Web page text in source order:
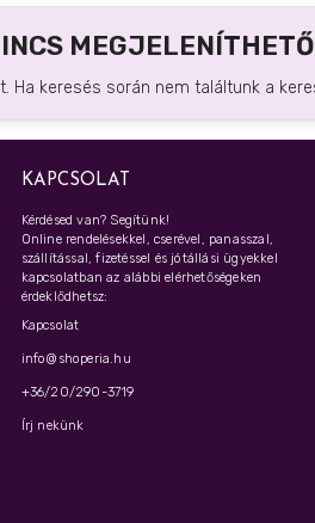
keresés során nem találtunk a
KAPCSOLAT
Kérdésed van? Segítünk!
Online rendelésekkel, cserével, panasszal,
szállítással, fizetéssel és jótállási ügyekkel
kapcsolatban az alábbi elérhetőségeken
érdeklődhetsz:
Kapcsolat
info@shoperia.hu
+36/20/290-3719
Írj nekünk